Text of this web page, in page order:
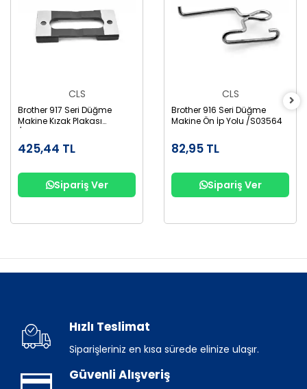
CLS
Brother 917 Seri Düğme
Makine Kızak Plakası
/S03567001
425,44 TL
Sipariş Ver
CLS
Brother 916 Seri Düğme
Makine Ön İp Yolu /S03564
82,95 TL
Sipariş Ver
Hızlı Teslimat
Siparişleriniz en kısa sürede elinize ulaşır.
Güvenli Alışveriş